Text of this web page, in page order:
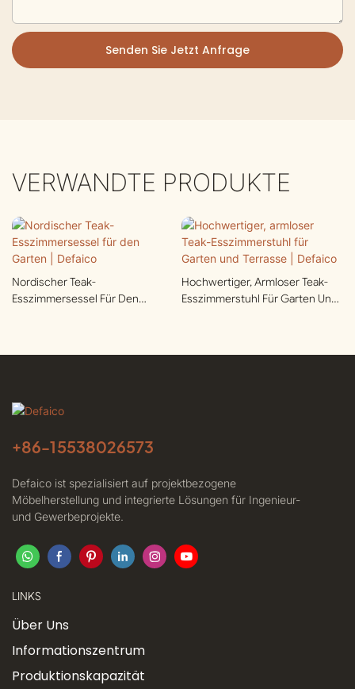
Senden Sie Jetzt Anfrage
VERWANDTE PRODUKTE
Nordischer Teak-
Esszimmersessel Für Den
Hochwertiger, Armloser Teak-
Esszimmerstuhl Für Garten Und
+86-15538026573
Defaico ist spezialisiert auf projektbezogene
Möbelherstellung und integrierte Lösungen für Ingenieur-
und Gewerbeprojekte.
LINKS
Über Uns
Informationszentrum
Produktionskapazität